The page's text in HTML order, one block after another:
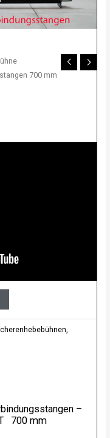
700 mm
,
–
700 mm